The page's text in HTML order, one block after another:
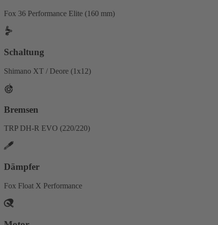
Fox 36 Performance Elite (160 mm)
Schaltung
Shimano XT / Deore (1x12)
Bremsen
TRP DH-R EVO (220/220)
Dämpfer
Fox Float X Performance